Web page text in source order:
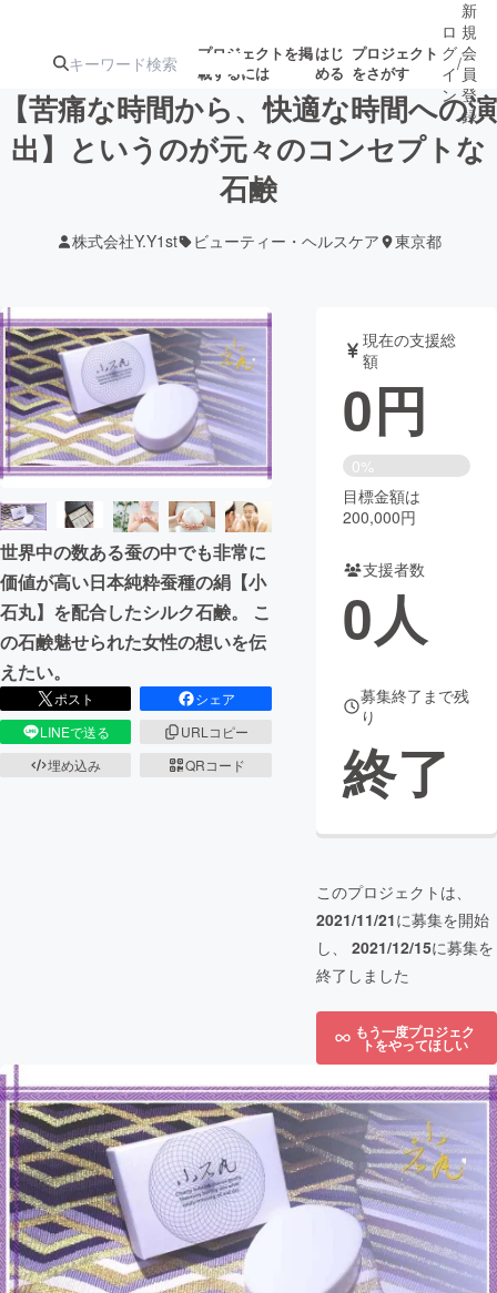
プロジェクトを掲
載するには
はじ
める
プロジェクト
をさがす
注目の新着プロ募集終了が近いプ
テクノロジー・ガジェット
映像・映画 書籍・雑誌
ビジネス・起業 チャレンジ
まちづくり・地域活性化
CAMPFIRE for Social Good
CAMPFIRE Creation
CAMPFIREふるさと納税machi-ya コミュニティ
ロ
グ
イ
ン
/
新
規
会
員
登
録
【苦痛な時間から、快適な時間への演
出】というのが元々のコンセプトな
石鹸
株式会社Y.Y1st ビューティー・ヘルスケア 東京都
世界中の数ある蚕の中でも非常に
価値が高い日本純粋蚕種の絹【小
石丸】を配合したシルク石鹸。 こ
の石鹸魅せられた女性の想いを伝
えたい。
ポスト
シェア
LINEで送る
URLコピー
埋め込み
QRコード
現在の支援総
額
0円
0%
目標金額は
200,000円
支援者数
0人
募集終了まで残
り
終了
このプロジェクトは、
2021/11/21に募集を開始
し、 2021/12/15に募集を
終了しました
もう一度プロジェク
トをやってほしい